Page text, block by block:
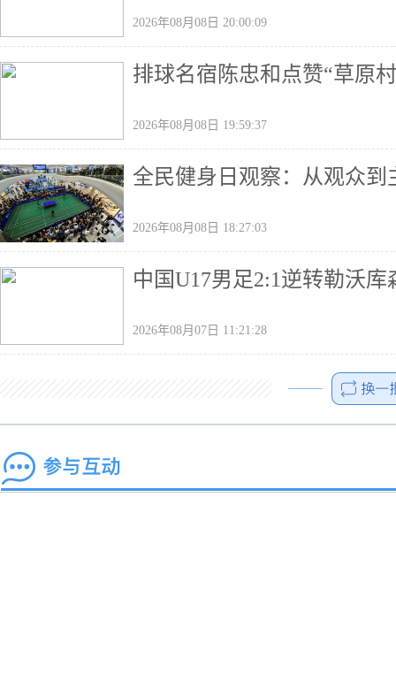
2026年08月08日 20:00:09
排球名宿陈忠和点赞“草原
2026年08月08日 19:59:37
全民健身日观察：从观众到
2026年08月08日 18:27:03
中国U17男足2:1逆转勒沃
2026年08月07日 11:21:28